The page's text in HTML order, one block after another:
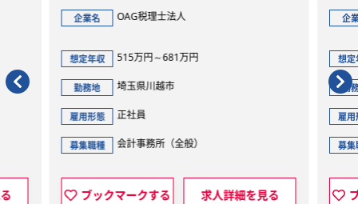
企業名 OAG税理士法人
想定年収 515万円～681万円
勤務地 埼玉県川越市
雇用形態 正社員
募集職種 会計事務所（全般）
ブックマークする 求人詳細を見る
企業
想定
勤務
雇用
募集
ブ